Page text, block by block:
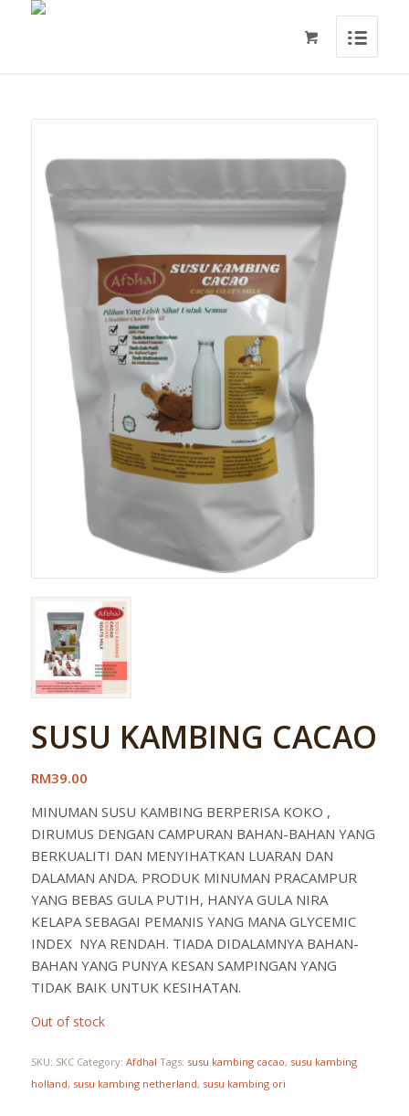
SUSU KAMBING CACAO
RM39.00
MINUMAN SUSU KAMBING BERPERISA KOKO ,
DIRUMUS DENGAN CAMPURAN BAHAN-BAHAN YANG
BERKUALITI DAN MENYIHATKAN LUARAN DAN
DALAMAN ANDA. PRODUK MINUMAN PRACAMPUR
YANG BEBAS GULA PUTIH, HANYA GULA NIRA
KELAPA SEBAGAI PEMANIS YANG MANA GLYCEMIC
INDEX NYA RENDAH. TIADA DIDALAMNYA BAHAN-
BAHAN YANG PUNYA KESAN SAMPINGAN YANG
TIDAK BAIK UNTUK KESIHATAN.
Out of stock
SKU: SKC Category: Afdhal Tags: susu kambing cacao, susu kambing
holland, susu kambing netherland, susu kambing ori